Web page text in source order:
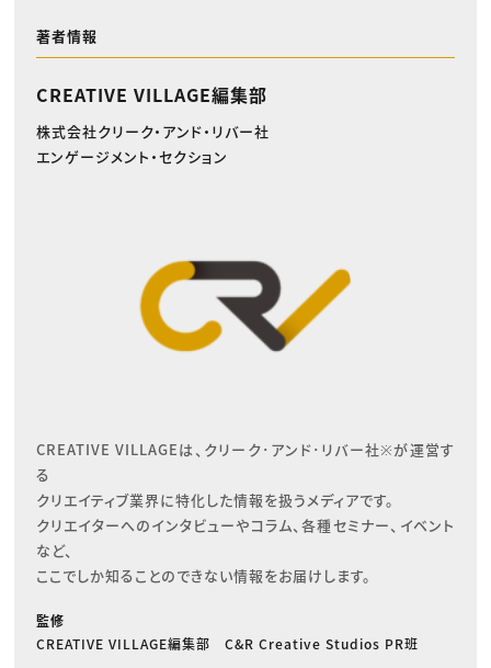
著者情報
CREATIVE VILLAGE編集部
株式会社クリーク・アンド・リバー社
エンゲージメント・セクション
CREATIVE VILLAGEは、クリーク･アンド･リバー社※が運営す
る
クリエイティブ業界に特化した情報を扱うメディアです。
クリエイターへのインタビューやコラム、各種セミナー、イベント
など、
ここでしか知ることのできない情報をお届けします。
監修
CREATIVE VILLAGE編集部 C&R Creative Studios PR班